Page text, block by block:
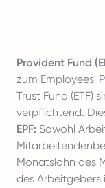
Provident Fund
zum Employees'
Trust Fund (ETF)
verpflichtend.
EPF: Sowohl
Monatslohn des
des Arbeitgebers